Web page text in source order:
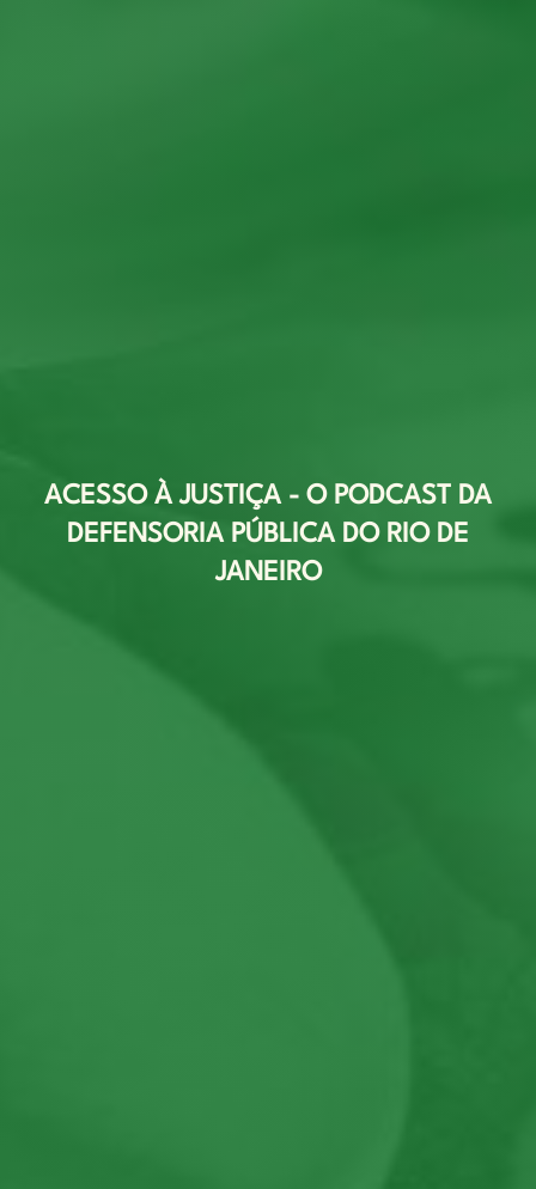
ACESSO À JUSTIÇA - O PODCAST DA
DEFENSORIA PÚBLICA DO RIO DE
JANEIRO